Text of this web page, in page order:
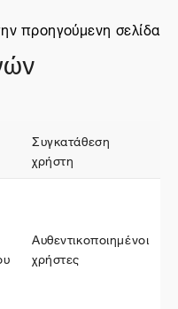
προηγούμενη σελίδα
Συγκατάθεση
χρήστη
Αυθεντικοποιημένοι
χρήστες